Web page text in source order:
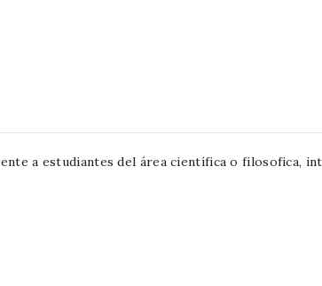
a estudiantes del área científica o filosofica,